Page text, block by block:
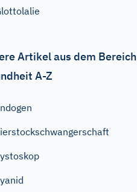
Artikel aus dem Bereich
A-Z